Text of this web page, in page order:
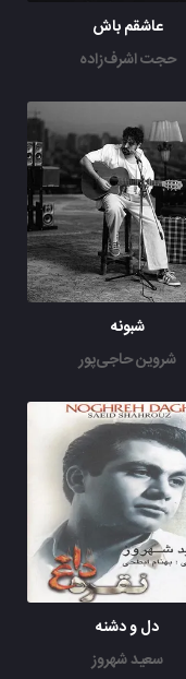
عاشقم باش
حجت اشرف‌زاده
شبونه
شروین حاجی‌پور
دل و دشنه
سعید شهروز